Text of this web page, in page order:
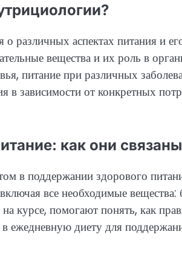
различных аспектах питания и
вещества и их роль в
питание при различных
в зависимости от конкретных
как они
в поддержании здорового
все необходимые
курсе, помогают понять, как
ежедневную диету для